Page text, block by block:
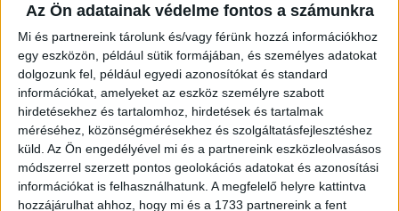
Az Ön adatainak védelme fontos a számunkra
Mi és partnereink tárolunk és/vagy férünk hozzá információkhoz
egy eszközön, például sütik formájában, és személyes adatokat
dolgozunk fel, például egyedi azonosítókat és standard
információkat, amelyeket az eszköz személyre szabott
hirdetésekhez és tartalomhoz, hirdetések és tartalmak
méréséhez, közönségmérésekhez és szolgáltatásfejlesztéshez
küld. Az Ön engedélyével mi és a partnereink eszközleolvasásos
módszerrel szerzett pontos geolokációs adatokat és azonosítási
információkat is felhasználhatunk. A megfelelő helyre kattintva
hozzájárulhat ahhoz, hogy mi és a 1733 partnereink a fent
Nélküled nincsenek sztorik.
BANKKÁRTYA